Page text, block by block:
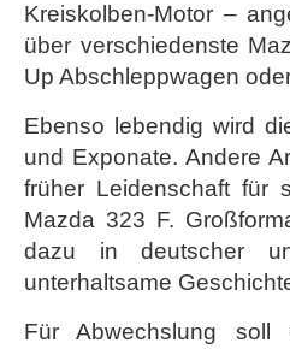
Kreiskolben-Motor –
über verschiedenste
Up Abschleppwagen
Ebenso lebendig wird
und Exponate. Andere
früher Leidenschaft für
Mazda 323 F.
dazu in deutscher
unterhaltsame
Für Abwechslung soll